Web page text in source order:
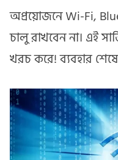
অপ্রয়োজনে Wi-Fi,
চালু রাখবেন না। এই
খরচ করে! ব্যবহার